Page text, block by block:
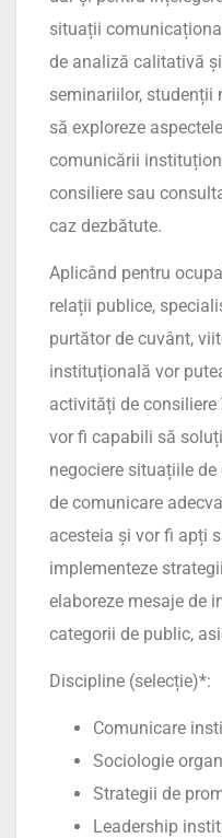
situații
de analiză calitativă
seminariilor, studenții
să exploreze
comunicării
consiliere sau
caz dezbătute.
Aplicând pentru
relații publice,
purtător de cuvânt,
instituțională vor
activități de
vor fi capabili să
negociere situațiile
de comunicare
acesteia și vor fi apți
implementeze
elaboreze mesaje de
categorii de public,
Discipline (selecție)*:
Comunicare
Sociologie
Strategii de
Leadership